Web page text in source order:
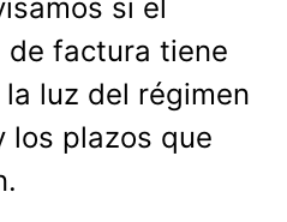
si el
factura tiene
luz del régimen
los plazos que